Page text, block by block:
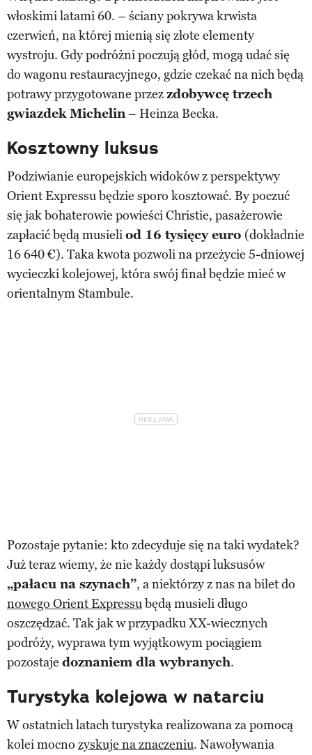
włoskimi latami 60. – ściany pokrywa krwista
czerwień, na której mienią się złote elementy
wystroju. Gdy podróżni poczują głód, mogą udać się
do wagonu restauracyjnego, gdzie czekać na nich będą
potrawy przygotowane przezzdobywcę trzech
gwiazdek Michelin– Heinza Becka.
Kosztowny luksus
Podziwianie europejskich widoków z perspektywy
Orient Expressu będzie sporo kosztować. By poczuć
się jak bohaterowie powieści Christie, pasażerowie
zapłacić będą musieliod 16 tysięcy euro (dokładnie
16 640 €). Taka kwota pozwoli na przeżycie 5-dniowej
wycieczki kolejowej, która swój finał będzie mieć w
orientalnym Stambule.
Pozostaje pytanie: kto zdecyduje się na taki wydatek?
Już teraz wiemy, że nie każdy dostąpi luksusów
„pałacu na szynach”, a niektórzy z nas na bilet do
nowego Orient Expressubędą musieli długo
oszczędzać. Tak jak w przypadku XX-wiecznych
podróży, wyprawa tym wyjątkowym pociągiem
pozostaje doznaniem dla wybranych.
Turystyka kolejowa w natarciu
W ostatnich latach turystyka realizowana za pomocą
kolei mocno zyskuje na znaczeniu. Nawoływania